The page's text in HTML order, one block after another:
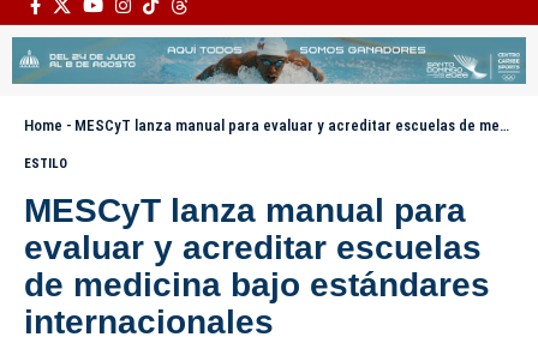
Home - MESCyT lanza manual para evaluar y acreditar escuelas de medicina bajo estándares internacionales
ESTILO
MESCyT lanza manual para
evaluar y acreditar escuelas
de medicina bajo estándares
internacionales